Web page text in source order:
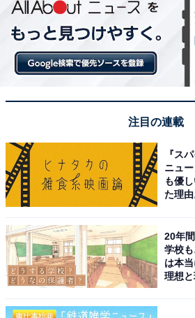
#資
pic.twitter.com/
— SHISEIDO JAPAN
April 1, 2024
1位は、反町隆史さんと松嶋菜々子
1998年に放送したドラマ『GTO』
ビ系）での共演をきっかけに、
って会見を開き、人気絶頂の俳優
題を呼びました。互いに俳優として
娘の育児をこなし、今年で結婚24年
回答者からは、「どちらも人気絶頂
私たち世代はこの夫婦一択です」（
県）、「お互い基本俳優業として成
注目の連載
『ス
ニュ
も優
た理
20年
学校
は本
理想